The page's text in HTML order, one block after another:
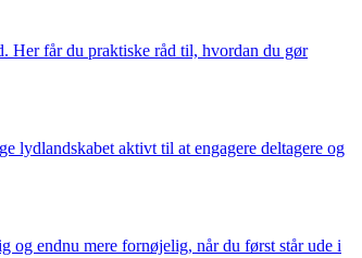
Her får du praktiske råd til, hvordan du gør
lydlandskabet aktivt til at engagere deltagere og
og endnu mere fornøjelig, når du først står ude i